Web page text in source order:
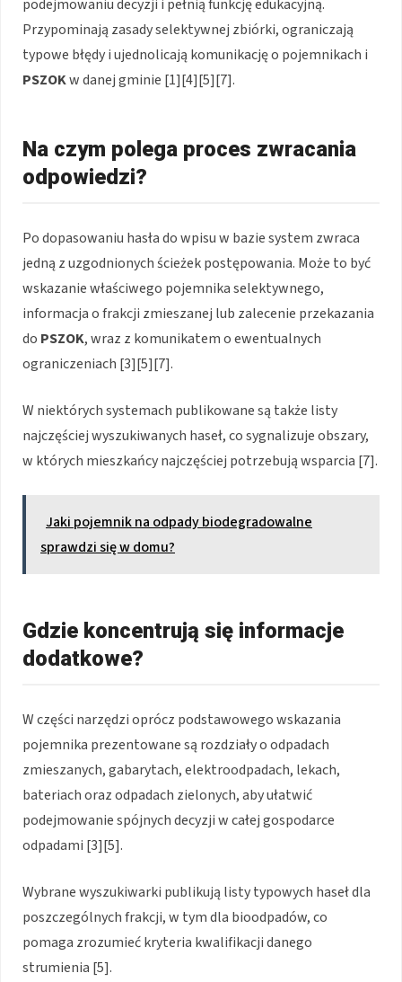
podejmowaniu decyzji i pełnią funkcję edukacyjną.
Przypominają zasady selektywnej zbiórki, ograniczają
typowe błędy i ujednolicają komunikację o pojemnikach i
PSZOKw danej gminie [1][4][5][7].
Na czym polega proces zwracania
odpowiedzi?
Po dopasowaniu hasła do wpisu w bazie system zwraca
jedną z uzgodnionych ścieżek postępowania. Może to być
wskazanie właściwego pojemnika selektywnego,
informacja o frakcji zmieszanej lub zalecenie przekazania
do PSZOK, wraz z komunikatem o ewentualnych
ograniczeniach [3][5][7].
W niektórych systemach publikowane są także listy
najczęściej wyszukiwanych haseł, co sygnalizuje obszary,
w których mieszkańcy najczęściej potrzebują wsparcia [7].
Jaki pojemnik na odpady biodegradowalne
sprawdzi się w domu?
Gdzie koncentrują się informacje
dodatkowe?
W części narzędzi oprócz podstawowego wskazania
pojemnika prezentowane są rozdziały o odpadach
zmieszanych, gabarytach, elektroodpadach, lekach,
bateriach oraz odpadach zielonych, aby ułatwić
podejmowanie spójnych decyzji w całej gospodarce
odpadami [3][5].
Wybrane wyszukiwarki publikują listy typowych haseł dla
poszczególnych frakcji, w tym dla bioodpadów, co
pomaga zrozumieć kryteria kwalifikacji danego
strumienia [5].